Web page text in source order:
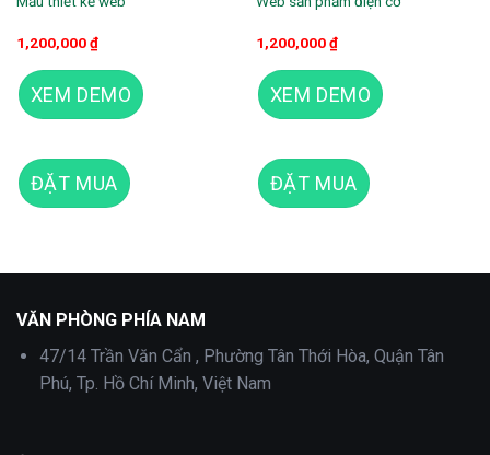
1,200,000₫
XEM DEMO
ĐẶT MUA
1,200,000₫
XEM DEMO
ĐẶT MUA
Theme wordpress hoa tươi 03
VĂN PHÒNG PHÍA NAM
47/14 Trần Văn Cẩn , Phường Tân Thới Hòa, Quận Tân
Phú, Tp. Hồ Chí Minh, Việt Nam